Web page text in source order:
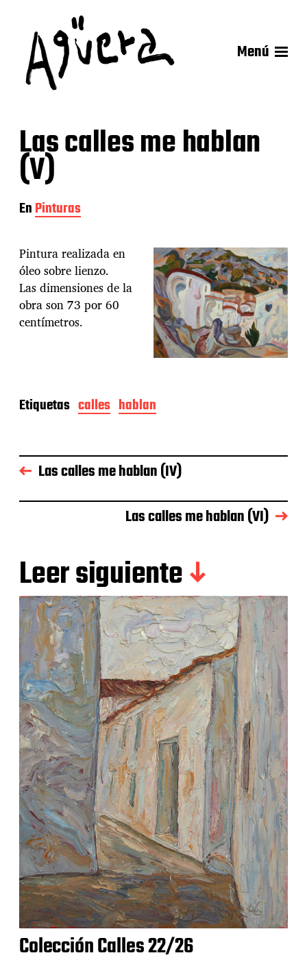
Menú
Las calles me hablan
(V)
EnPinturas
Pintura realizada en
óleo sobre lienzo.
Las dimensiones de la
obra son 73 por 60
centímetros.
Etiquetas calles hablan
Las calles me hablan (IV)
Las calles me hablan (VI)
Leer siguiente
Colección Calles 22/26